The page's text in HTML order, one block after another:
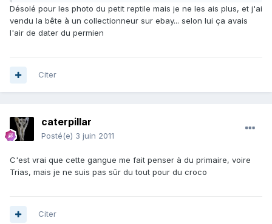
Désolé pour les photo du petit reptile mais je ne les ais plus, et j'ai
vendu la bête à un collectionneur sur ebay... selon lui ça avais
l'air de dater du permien
Citer
caterpillar
Posté(e) 3 juin 2011
C'est vrai que cette gangue me fait penser à du primaire, voire
Trias, mais je ne suis pas sûr du tout pour du croco
Citer